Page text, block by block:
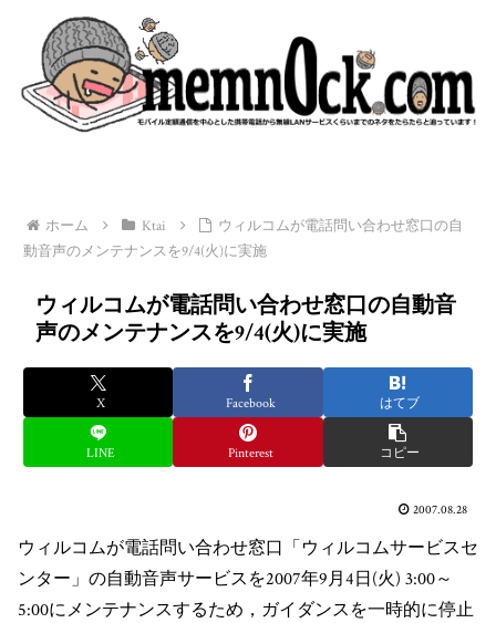
ホーム Ktai
ウィルコムが電話問い合わせ窓口の自
動音声のメンテナンスを9/4(火)に実施
ウィルコムが電話問い合わせ窓口の自動音
声のメンテナンスを9/4(火)に実施
X Facebook はてブ
LINE Pinterest コピー
2007.08.28
ウィルコムが電話問い合わせ窓口「ウィルコムサービスセ
ンター」の自動音声サービスを2007年9月4日(火) 3:00～
5:00にメンテナンスするため，ガイダンスを一時的に停止